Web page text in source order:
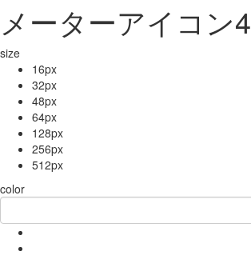
メーターアイコン4
size
16px
32px
48px
64px
128px
256px
512px
color